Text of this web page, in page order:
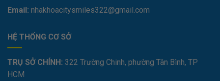
Email: nhakhoacitysmiles322@gmail.com
HỆ THỐNG CƠ SỞ
TRỤ SỞ CHÍNH: 322 Trường Chinh, phường Tân Bình, TP
HCM